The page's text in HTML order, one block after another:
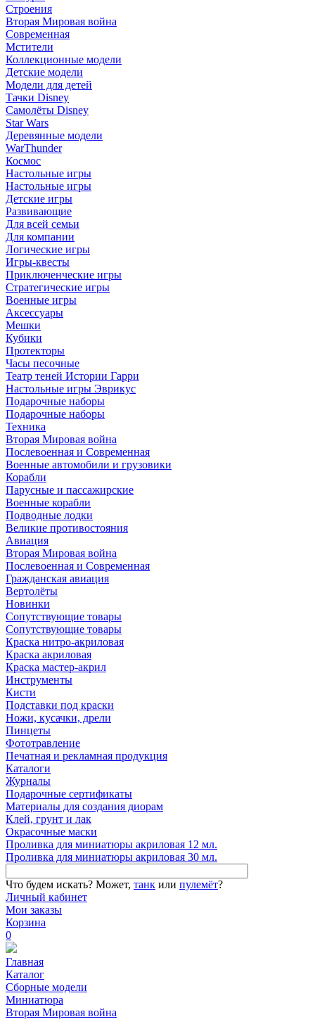
Строения
Вторая Мировая война
Современная
Мстители
Коллекционные модели
Детские модели
Модели для детей
Тачки Disney
Самолёты Disney
Star Wars
Деревянные модели
WarThunder
Космос
Настольные игры
Настольные игры
Детские игры
Развивающие
Для всей семьи
Для компании
Логические игры
Игры-квесты
Приключенческие игры
Стратегические игры
Военные игры
Аксессуары
Мешки
Кубики
Протекторы
Часы песочные
Театр теней Истории Гарри
Настольные игры Эврикус
Подарочные наборы
Подарочные наборы
Техника
Вторая Мировая война
Послевоенная и Современная
Военные автомобили и грузовики
Корабли
Парусные и пассажирские
Военные корабли
Подводные лодки
Великие противостояния
Авиация
Вторая Мировая война
Послевоенная и Современная
Гражданская авиация
Вертолёты
Новинки
Сопутствующие товары
Сопутствующие товары
Краска нитро-акриловая
Краска акриловая
Краска мастер-акрил
Инструменты
Кисти
Подставки под краски
Ножи, кусачки, дрели
Пинцеты
Фототравление
Печатная и рекламная продукция
Каталоги
Журналы
Подарочные сертификаты
Материалы для создания диорам
Клей, грунт и лак
Окрасочные маски
Проливка для миниатюры акриловая 12 мл.
Проливка для миниатюры акриловая 30 мл.
Что будем искать? Может, танк или пулемёт?
Личный кабинет
Мои заказы
Корзина
0
Главная
Каталог
Сборные модели
Миниатюра
Вторая Мировая война